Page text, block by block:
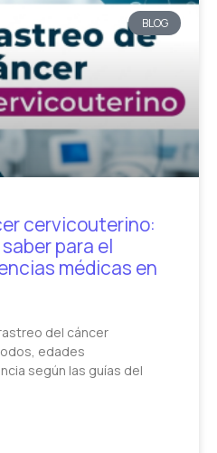
BLOG
cervicouterino:
para el
médicas en
del cáncer
edades
según las guías del